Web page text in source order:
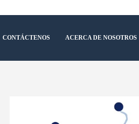
CONTÁCTENOS ACERCA DE NOSOTROS